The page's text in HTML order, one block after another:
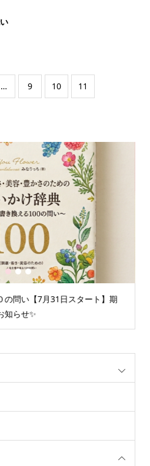
… 9 10 11
の問い【7月31日スタート】期
知らせ✨
2 3